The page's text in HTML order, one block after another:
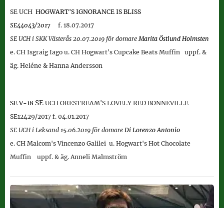
SE UCH HOGWART'S IGNORANCE IS BLISS
SE44043/2017
f. 18.07.2017
SE UCH i SKK Västerås 20.07.2019 för domareMarita Östlund Holmsten
e. CH Isgraig Iago u. CH Hogwart's Cupcake Beats Muffin uppf. &
äg. Heléne & Hanna Andersson
SE V-18 SE UCH ORESTREAM'S LOVELY RED BONNEVILLE
SE12429/2017 f. 04.01.2017
SE UCH i Leksand 15.06.2019 för domare Di Lorenzo Antonio
e. CH Malcom's Vincenzo Galilei u. Hogwart's Hot Chocolate
Muffin uppf. & äg. Anneli Malmström